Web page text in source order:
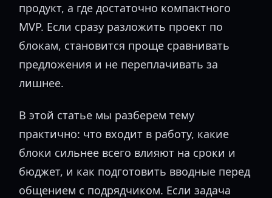
продукт, а где достаточно компактного
MVP. Если сразу разложить проект по
блокам, становится проще сравнивать
предложения и не переплачивать за
лишнее.
В этой статье мы разберем тему
практично: что входит в работу, какие
блоки сильнее всего влияют на сроки и
бюджет, и как подготовить вводные перед
общением с подрядчиком. Если задача